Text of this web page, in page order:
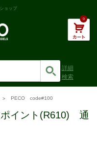
ョップ
0
詳細
検索
PECO code#100
イント(R610) 通